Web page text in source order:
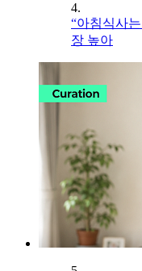
4.
“아침식사
장 높아